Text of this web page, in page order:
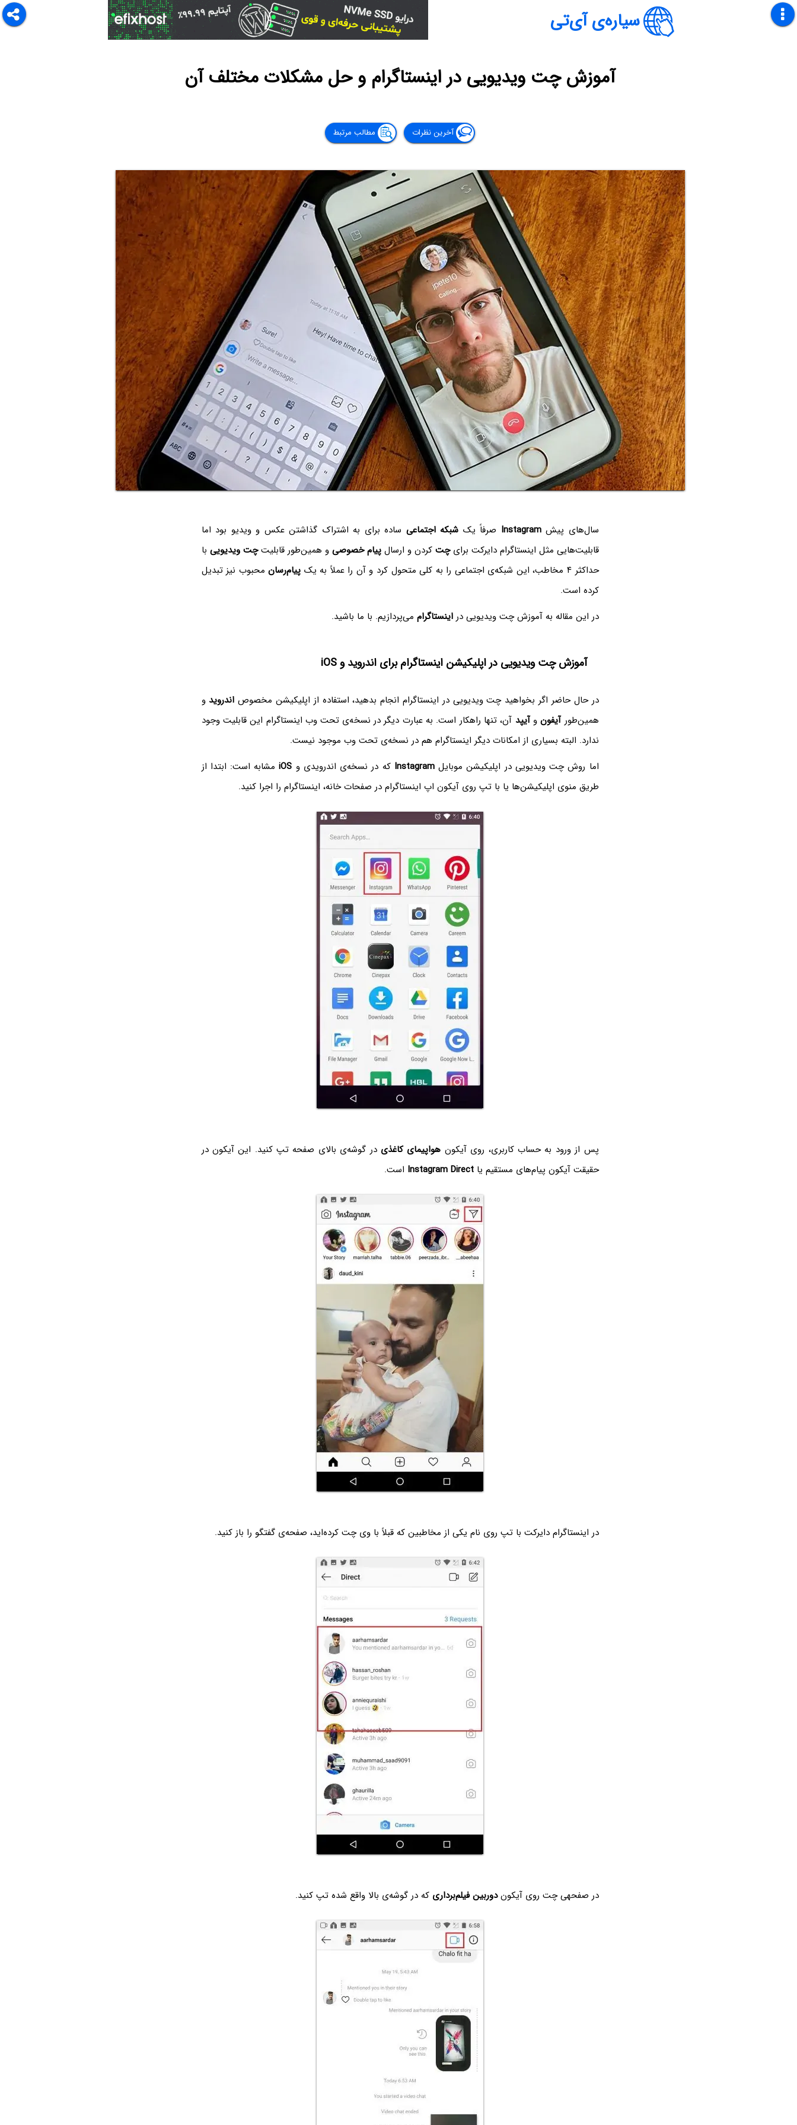
سیاره‌ی آی‌تی
آموزش چت ویدیویی در اینستاگرام و حل مشکلات مختلف آن
آخرین نظرات مطالب مرتبط
سال‌های پیشInstagram صرفاً یک شبکه اجتماعی ساده برای به اشتراک گذاشتن عکس و ویدیو بود اما
قابلیت‌هایی مثل اینستاگرام دایرکت برایچت کردن و ارسالپیام خصوصی و همین‌طور قابلیتچت ویدیویی با
حداکثر ۴ مخاطب، این شبکه‌ی اجتماعی را به کلی متحول کرد و آن را عملاً به یک
پیام‌رسانمحبوب نیز تبدیل
کرده است.
در این مقاله به آموزش چت ویدیویی دراینستاگرام می‌پردازیم. با ما باشید.
آموزش چت ویدیویی در اپلیکیشن اینستاگرام برای اندروید و iOS
در حال حاضر اگر بخواهید چت ویدیویی در اینستاگرام انجام بدهید، استفاده از اپلیکیشن مخصوص اندروید و
همین‌طورآیفونوآیپد آن، تنها راهکار است. به عبارت دیگر در نسخه‌ی تحت وب اینستاگرام این قابلیت وجود
ندارد. البته بسیاری از امکانات دیگر اینستاگرام هم در نسخه‌ی تحت وب موجود نیست.
اما روش چت ویدیویی در اپلیکیشن موبایلInstagram که در نسخه‌ی اندرویدی و iOSمشابه است: ابتدا از
طریق منوی اپلیکیشن‌ها یا با تپ روی آیکون اپ اینستاگرام در صفحات خانه، اینستاگرام را اجرا کنید.
پس از ورود به حساب کاربری، روی آیکون هواپیمای کاغذی در گوشه‌ی بالای صفحه تپ کنید. این آیکون در
حقیقت آیکون پیام‌های مستقیم یاInstagram Direct است.
در اینستاگرام دایرکت با تپ روی نام یکی از مخاطبین که قبلاً با وی چت کرده‌اید، صفحه‌ی گفتگو را باز کنید.
در صفحهی چت روی آیکوندوربین فیلم‌برداری که در گوشه‌ی بالا واقع شده تپ کنید.